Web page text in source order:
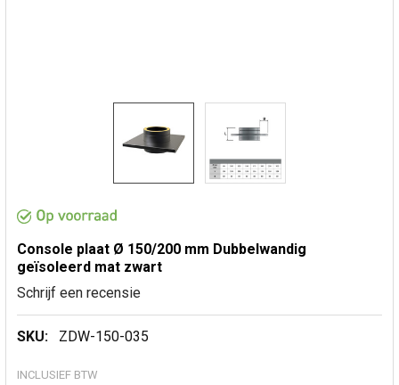
Console plaat Ø 150/200 mm Dubbelwandig
geïsoleerd mat zwart
Schrijf een recensie
SKU: ZDW-150-035
INCLUSIEF BTW